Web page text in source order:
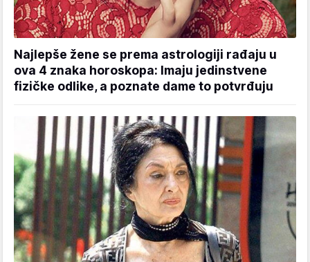
Najlepše žene se prema astrologiji rađaju u
ova 4 znaka horoskopa: Imaju jedinstvene
fizičke odlike, a poznate dame to potvrđuju